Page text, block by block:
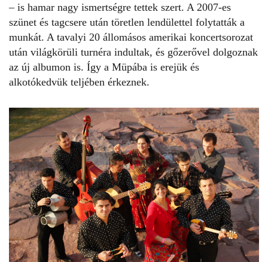
– is hamar nagy ismertségre tettek szert. A 2007-es
szünet és tagcsere után töretlen lendülettel folytatták a
munkát. A tavalyi 20 állomásos amerikai koncertsorozat
után világkörüli turnéra indultak, és gőzerővel dolgoznak
az új albumon is. Így a Müpába is erejük és
alkotókedvük teljében érkeznek.